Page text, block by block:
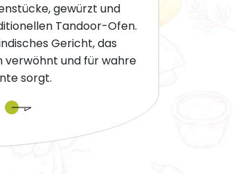
gewürzt und
Tandoor-Ofen.
Gericht, das
verwöhnt und für wahre
sorgt.